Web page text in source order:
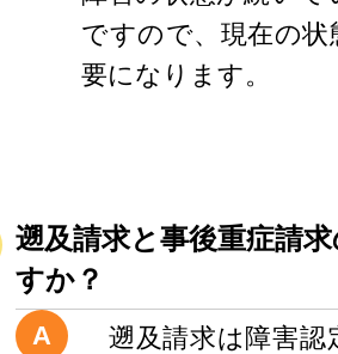
ですので、現在の状
要になります。
遡及請求と事後重症請
すか？
A
遡及請求は障害認